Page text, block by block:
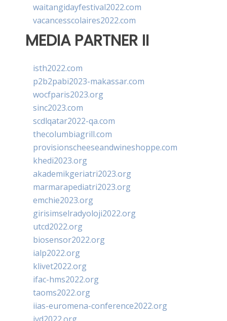
waitangidayfestival2022.com
vacancesscolaires2022.com
MEDIA PARTNER II
isth2022.com
p2b2pabi2023-makassar.com
wocfparis2023.org
sinc2023.com
scdlqatar2022-qa.com
thecolumbiagrill.com
provisionscheeseandwineshoppe.com
khedi2023.org
akademikgeriatri2023.org
marmarapediatri2023.org
emchie2023.org
girisimselradyoloji2022.org
utcd2022.org
biosensor2022.org
ialp2022.org
klivet2022.org
ifac-hms2022.org
taoms2022.org
iias-euromena-conference2022.org